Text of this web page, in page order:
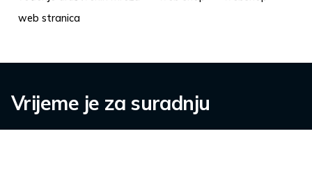
web stranica
Vrijeme je za suradnju